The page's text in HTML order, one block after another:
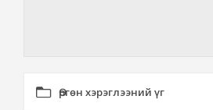
Өргөн хэрэглээний үг